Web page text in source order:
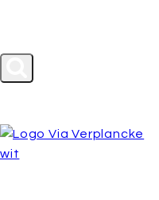
naar